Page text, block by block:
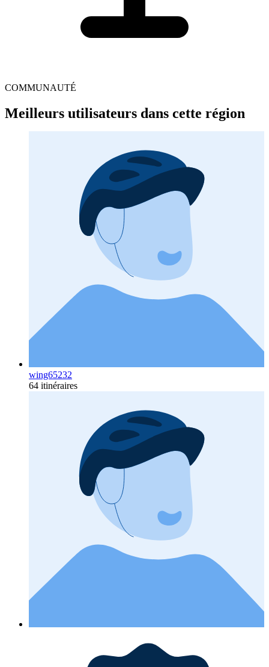
COMMUNAUTÉ
Meilleurs utilisateurs dans cette région
wing65232
64 itinéraires